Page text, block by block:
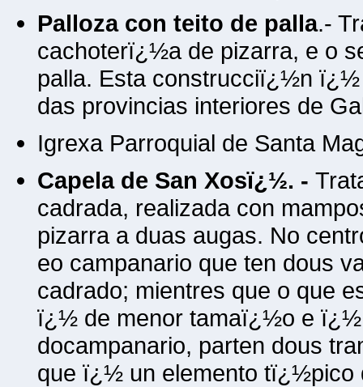
Palloza con teito de palla.-
cachoterï¿½a de pizarra, e o
palla. Esta construcciï¿½n
das provincias interiores de
Igrexa Parroquial de Santa
Capela de San Xosï¿½. -
cadrada, realizada con
pizarra a duas augas. No
eo campanario que ten dous
cadrado; mientres que o que
ï¿½ de menor tamaï¿½o e ï¿½
docampanario, parten dous
que ï¿½ un elemento tï¿½pico